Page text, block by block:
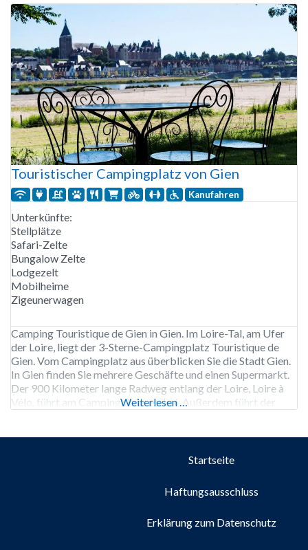
Liebhaber können die Sauna mit Spa besuchen, und
Touristischer Campingplatz von Gien
Kanufahren
Unterkünfte:
Stellplätze
Safari-Zelte
Bungalow Zelte
Lodgezelt
Mobilheime
Zigeunerwagen
Camping Touristique de Gien in Gien. Im Loire-Tal, am Ufer
der Loire, liegt der 3-Sterne-Campingplatz Touristique de
Gien. Vom Campingplatz aus überblicken Sie die Stadt Gien.
In Gien finden Sie mehrere Geschäfte und einen Supermarkt.
Der 900 Kilometer lange Radweg entlang der Loire, Loire à
Vélo, führt am Campingplatz vorbei. Außerdem führt der
Weiterlesen …
Startseite
Haftungsausschluss
Erklärung zum Datenschutz